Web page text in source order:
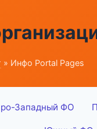
» Инфо Portal Pages
Западный ФО